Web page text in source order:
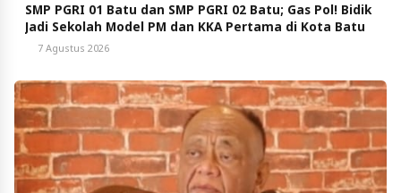
SMP PGRI 01 Batu dan SMP PGRI 02 Batu; Gas Pol! Bidik
Jadi Sekolah Model PM dan KKA Pertama di Kota Batu
7 Agustus 2026